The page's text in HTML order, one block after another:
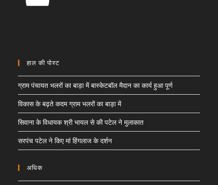
हाल की पोस्ट
ग्राम पंचायत भलरों का बाड़ा में बास्केटबॉल मैदान का कार्य हुआ पूर्ण
विकास के बढ़ते कदम ग्राम भलरों का बाड़ा में
सिवाना के विधायक श्री भायल से की पटेल ने मुलाकात
सरपंच पटेल ने किए मां हिंगलाज के दर्शन
अधिक